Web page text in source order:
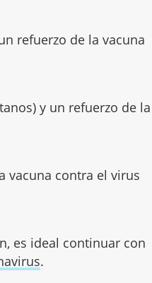
refuerzo de la vacuna
y un refuerzo de la
vacuna contra el virus
es ideal continuar con
.